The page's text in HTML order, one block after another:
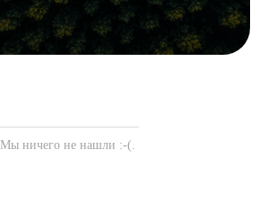
Мы ничего не нашли :-(.